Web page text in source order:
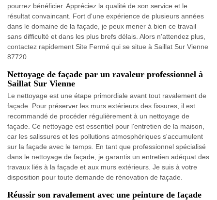
pourrez bénéficier. Appréciez la qualité de son service et le
résultat convaincant. Fort d'une expérience de plusieurs années
dans le domaine de la façade, je peux mener à bien ce travail
sans difficulté et dans les plus brefs délais. Alors n'attendez plus,
contactez rapidement Site Fermé qui se situe à Saillat Sur Vienne
87720.
Nettoyage de façade par un ravaleur professionnel à
Saillat Sur Vienne
Le nettoyage est une étape primordiale avant tout ravalement de
façade. Pour préserver les murs extérieurs des fissures, il est
recommandé de procéder régulièrement à un nettoyage de
façade. Ce nettoyage est essentiel pour l'entretien de la maison,
car les salissures et les pollutions atmosphériques s'accumulent
sur la façade avec le temps. En tant que professionnel spécialisé
dans le nettoyage de façade, je garantis un entretien adéquat des
travaux liés à la façade et aux murs extérieurs. Je suis à votre
disposition pour toute demande de rénovation de façade.
Réussir son ravalement avec une peinture de façade